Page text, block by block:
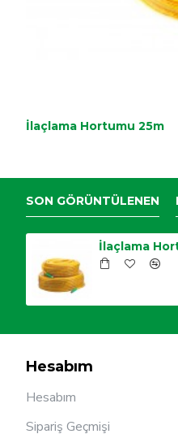
İlaçlama Hortumu 25m
SON GÖRÜNTÜLENEN
İlaçlama
Hesabım
Hesabım
Sipariş Geçmişi